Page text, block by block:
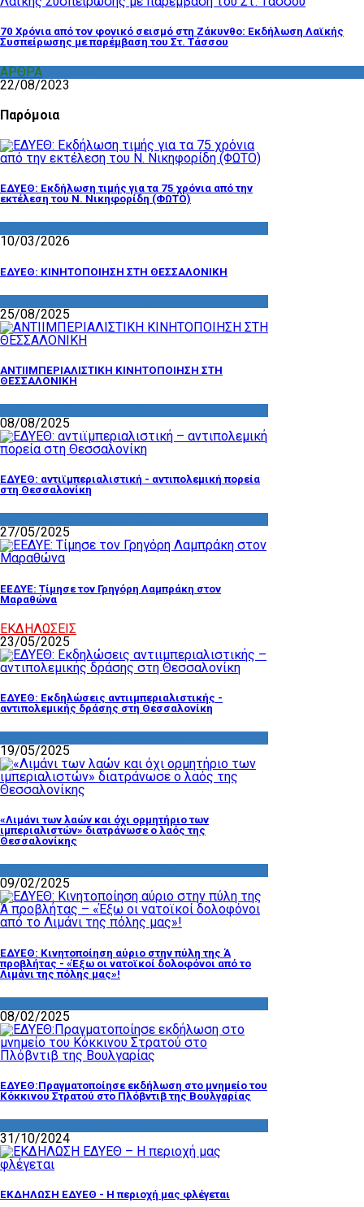
70 Χρόνια από τον φονικό σεισμό στη Ζάκυνθο: Εκδήλωση Λαϊκής
Συσπείρωσης με παρέμβαση του Στ. Τάσσου
ΑΡΘΡΑ
22/08/2023
Παρόμοια
ΕΔΥΕΘ: Εκδήλωση τιμής για τα 75 χρόνια από την
εκτέλεση του Ν. Νικηφορίδη (ΦΩΤΟ)
10/03/2026
ΕΔΥΕΘ: ΚΙΝΗΤΟΠΟΙΗΣΗ ΣΤΗ ΘΕΣΣΑΛΟΝΙΚΗ
25/08/2025
ΑΝΤΙΙΜΠΕΡΙΑΛΙΣΤΙΚΗ ΚΙΝΗΤΟΠΟΙΗΣΗ ΣΤΗ
ΘΕΣΣΑΛΟΝΙΚΗ
08/08/2025
ΕΔΥΕΘ: αντιϊμπεριαλιστική - αντιπολεμική πορεία
στη Θεσσαλονίκη
27/05/2025
ΕΕΔΥΕ: Τίμησε τον Γρηγόρη Λαμπράκη στον
Μαραθώνα
ΕΚΔΗΛΩΣΕΙΣ
23/05/2025
ΕΔΥΕΘ: Εκδηλώσεις αντιιμπεριαλιστικής -
αντιπολεμικής δράσης στη Θεσσαλονίκη
19/05/2025
«Λιμάνι των λαών και όχι ορμητήριο των
ιμπεριαλιστών» διατράνωσε ο λαός της
Θεσσαλονίκης
09/02/2025
ΕΔΥΕΘ: Κινητοποίηση αύριο στην πύλη της Ά
προβλήτας - «Έξω οι νατοϊκοί δολοφόνοι από το
Λιμάνι της πόλης μας»!
08/02/2025
ΕΔΥΕΘ:Πραγματοποίησε εκδήλωση στο μνημείο του
Κόκκινου Στρατού στο Πλόβντιβ της Βουλγαρίας
31/10/2024
ΕΚΔΗΛΩΣΗ ΕΔΥΕΘ - Η περιοχή μας φλέγεται